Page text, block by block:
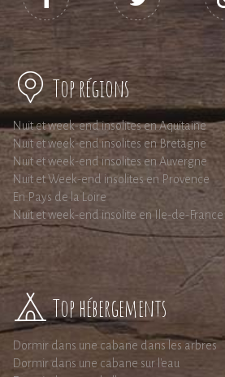
Top régions
Nuit et week-end insolites en Aquitaine
Nuit et week-end insolites en Bretagne
Nuit et week-end insolites en Auvergne
Nuit et Week-end insolites en Provence
En Pays de la Loire
Nuit et week-end insolite en Ile-de-France
Top hébergements
Dormir dans une cabane dans les arbres
Dormir dans une cabane sur l'eau